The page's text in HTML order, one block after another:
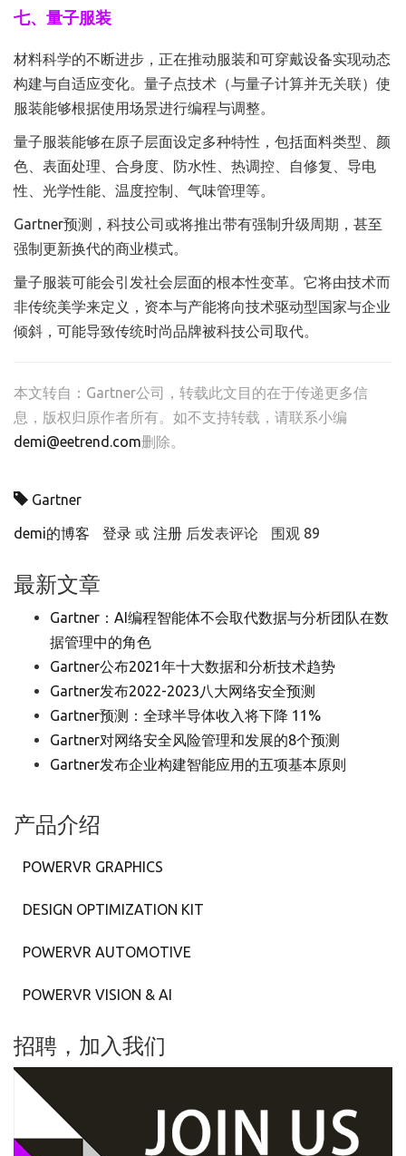
七、量子服装
材料科学的不断进步，正在推动服装和可穿戴设备实现动态
构建与自适应变化。量子点技术（与量子计算并无关联）使
服装能够根据使用场景进行编程与调整。
量子服装能够在原子层面设定多种特性，包括面料类型、颜
色、表面处理、合身度、防水性、热调控、自修复、导电
性、光学性能、温度控制、气味管理等。
Gartner预测，科技公司或将推出带有强制升级周期，甚至
强制更新换代的商业模式。
量子服装可能会引发社会层面的根本性变革。它将由技术而
非传统美学来定义，资本与产能将向技术驱动型国家与企业
倾斜，可能导致传统时尚品牌被科技公司取代。
本文转自： Gartner公司 ，转载此文目的在于传递更多信
息，版权归原作者所有。如不支持转载，请联系小编
demi@eetrend.com删除。
Gartner
demi的博客 登录 或 注册 后发表评论 围观 89
最新文章
Gartner：AI编程智能体不会取代数据与分析团队在数
据管理中的角色
Gartner公布2021年十大数据和分析技术趋势
Gartner发布2022-2023八大网络安全预测
Gartner预测：全球半导体收入将下降 11%
Gartner对网络安全风险管理和发展的8个预测
Gartner发布企业构建智能应用的五项基本原则
产品介绍
POWERVR GRAPHICS
DESIGN OPTIMIZATION KIT
POWERVR AUTOMOTIVE
POWERVR VISION & AI
招聘，加入我们